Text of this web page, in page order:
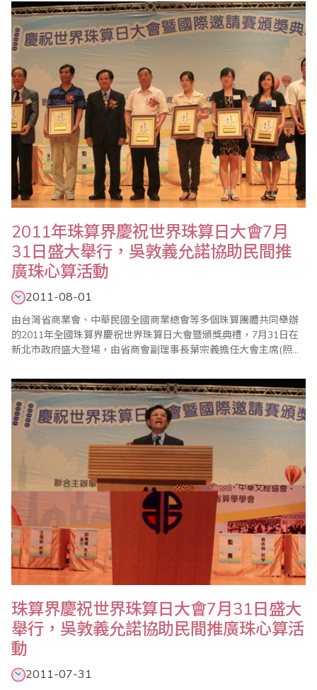
2011年珠算界慶祝世界珠算日大會7月
31日盛大舉行，吳敦義允諾協助民間推
廣珠心算活動
2011-08-01
由台灣省商業會、中華民國全國商業總會等多個珠算團體共同舉辦
的2011年全國珠算界慶祝世界珠算日大會暨頒獎典禮，7月31日在
新北市政府盛大登場，由省商會副理事長葉宗義擔任大會主席(照片
是，行政院長吳敦義也在百忙之中蒞會祝賀，並頒獎表揚優勝選
手，吳院長致詞強調，珠心算活動不僅可以啟迪人腦智慧，也可延
緩老人失智..
珠算界慶祝世界珠算日大會7月31日盛大
舉行，吳敦義允諾協助民間推廣珠心算活
動
2011-07-31